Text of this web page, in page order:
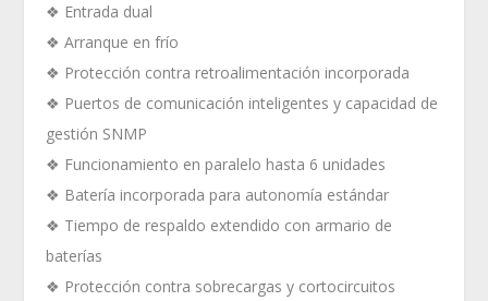
❖ Entrada dual
❖ Arranque en frío
❖ Protección contra retroalimentación incorporada
❖ Puertos de comunicación inteligentes y capacidad de
gestión SNMP
❖ Funcionamiento en paralelo hasta 6 unidades
❖ Batería incorporada para autonomía estándar
❖ Tiempo de respaldo extendido con armario de
baterías
❖ Protección contra sobrecargas y cortocircuitos